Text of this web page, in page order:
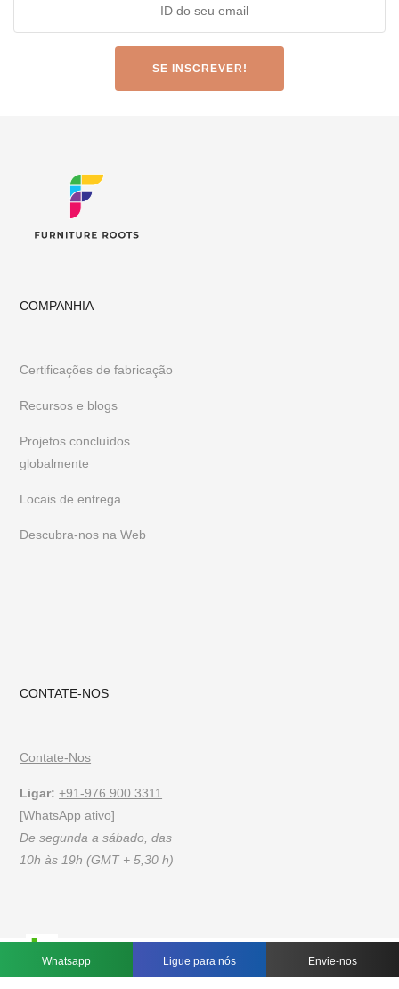
COMPANHIA
Certificações de fabricação
Recursos e blogs
Projetos concluídos
globalmente
Locais de entrega
Descubra-nos na Web
CONTATE-NOS
Contate-Nos
Ligar: +91-976 900 3311
[WhatsApp ativo]
De segunda a sábado, das
10h às 19h (GMT + 5,30 h)
Política de Privacidade
Whatsapp Ligue para nós Envie-nos